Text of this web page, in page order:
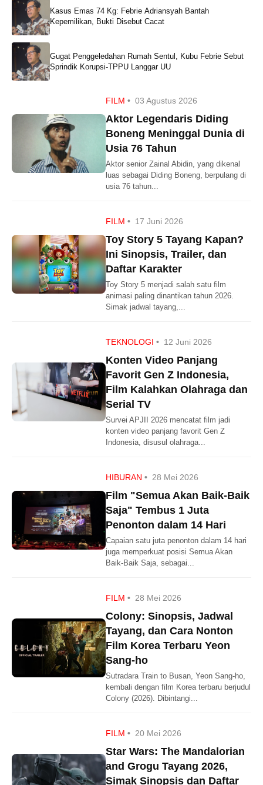
Kasus Emas 74 Kg: Febrie Adriansyah Bantah
Kepemilikan, Bukti Disebut Cacat
Gugat Penggeledahan Rumah Sentul, Kubu Febrie Sebut
Sprindik Korupsi-TPPU Langgar UU
FILM • 03 Agustus 2026
Aktor Legendaris Diding
Boneng Meninggal Dunia di
Usia 76 Tahun
Aktor senior Zainal Abidin, yang dikenal
luas sebagai Diding Boneng, berpulang di
usia 76 tahun...
FILM • 17 Juni 2026
Toy Story 5 Tayang Kapan?
Ini Sinopsis, Trailer, dan
Daftar Karakter
Toy Story 5 menjadi salah satu film
animasi paling dinantikan tahun 2026.
Simak jadwal tayang,...
TEKNOLOGI • 12 Juni 2026
Konten Video Panjang
Favorit Gen Z Indonesia,
Film Kalahkan Olahraga dan
Serial TV
Survei APJII 2026 mencatat film jadi
konten video panjang favorit Gen Z
Indonesia, disusul olahraga...
HIBURAN • 28 Mei 2026
Film "Semua Akan Baik-Baik
Saja" Tembus 1 Juta
Penonton dalam 14 Hari
Capaian satu juta penonton dalam 14 hari
juga memperkuat posisi Semua Akan
Baik-Baik Saja, sebagai...
FILM • 28 Mei 2026
Colony: Sinopsis, Jadwal
Tayang, dan Cara Nonton
Film Korea Terbaru Yeon
Sang-ho
Sutradara Train to Busan, Yeon Sang-ho,
kembali dengan film Korea terbaru berjudul
Colony (2026). Dibintangi...
FILM • 20 Mei 2026
Star Wars: The Mandalorian
and Grogu Tayang 2026,
Simak Sinopsis dan Daftar